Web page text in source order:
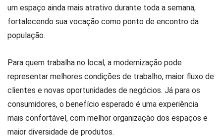
um espaço ainda mais atrativo durante toda a semana,
fortalecendo sua vocação como ponto de encontro da
população.
Para quem trabalha no local, a modernização pode
representar melhores condições de trabalho, maior fluxo de
clientes e novas oportunidades de negócios. Já para os
consumidores, o benefício esperado é uma experiência
mais confortável, com melhor organização dos espaços e
maior diversidade de produtos.